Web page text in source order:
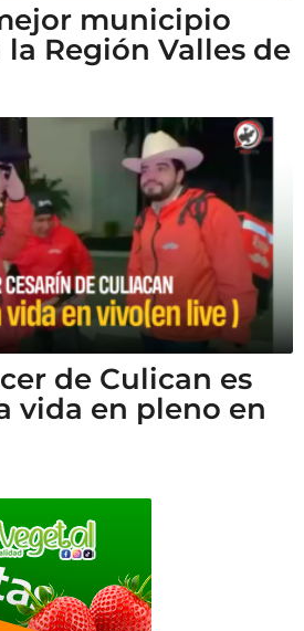
municipio
Región Valles de
de Culican es
vida en pleno en